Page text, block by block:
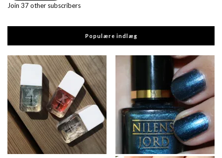
Join 37 other subscribers
Populære indlæg